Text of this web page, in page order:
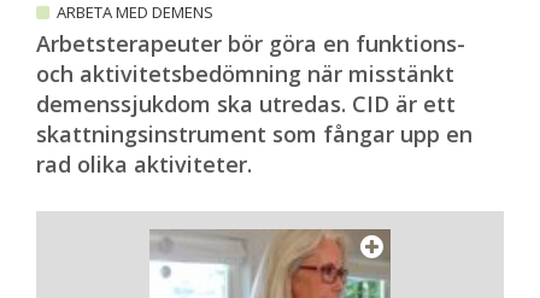
ARBETA MED DEMENS
Arbetsterapeuter bör göra en funktions-
och aktivitetsbedömning när misstänkt
demenssjukdom ska utredas. CID är ett
skattningsinstrument som fångar upp en
rad olika aktiviteter.